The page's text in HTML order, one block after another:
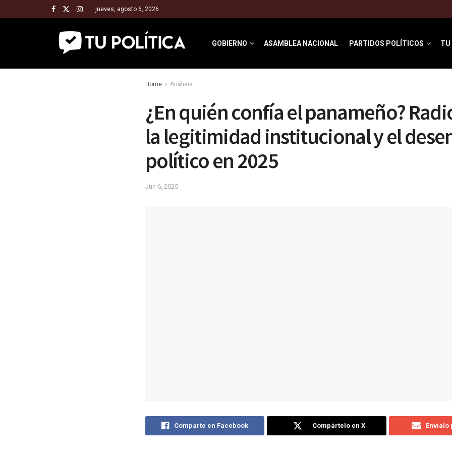
jueves, agosto 6, 2026
GOBIERNO ASAMBLEA NACIONAL PARTIDOS POLÍTICOS TU
Home Análisis
¿En quién confía el panameño?
la legitimidad institucional y el
político en 2025
Jun 6, 2025
Comparte en Facebook Compártelo en X Envíalo